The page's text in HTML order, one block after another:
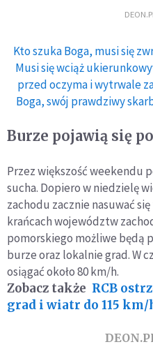
Kto szuka Boga, musi się
Musi się wciąż
przed oczyma i wytrwale
Boga, swój prawdziwy
Burze pojawią się
Przez większość weekendu
sucha. Dopiero w niedzielę
zachodu zacznie nasuwać
krańcach województw
pomorskiego możliwe będą
burze oraz lokalnie grad. W
osiągać około 80 km/h.
Zobacz także RCB
grad i wiatr do 115 km/